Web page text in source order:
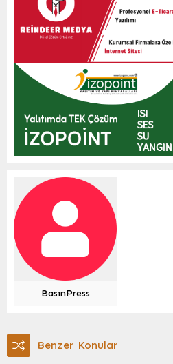
BasınPress
Benzer Konular